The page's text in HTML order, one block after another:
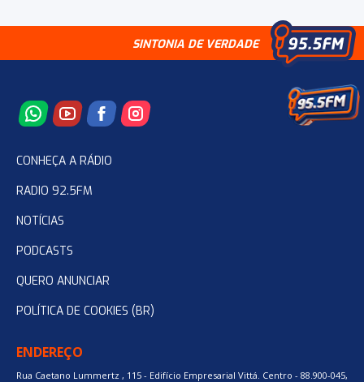
SINTONIA DE VERDADE
CONHEÇA A RÁDIO
RADIO 92.5FM
NOTÍCIAS
PODCASTS
QUERO ANUNCIAR
POLÍTICA DE COOKIES (BR)
ENDEREÇO
Rua Caetano Lummertz , 115 - Edifício Empresarial Vittá. Centro - 88.900-045,